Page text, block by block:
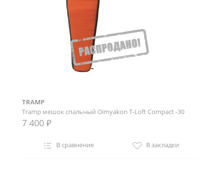
TRAMP
Tramp мешок спальный Oimyakon T-Loft Compact -30
7 400 ₽
В сравнение В закладки